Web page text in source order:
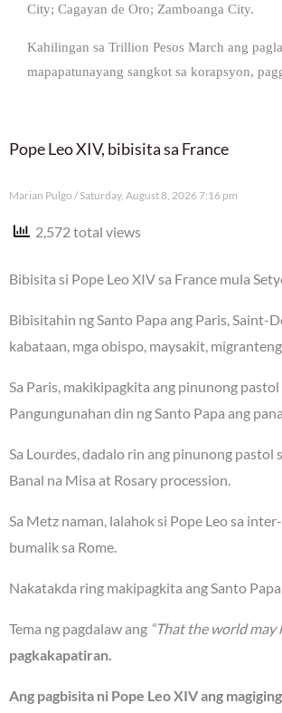
City; Cagayan de Oro; Zamboanga City.
Kahilingan sa Trillion Pesos March ang
mapapatunayang sangkot sa korapsyon,
Pope Leo XIV, bibisita sa France
Marian Pulgo Saturday, August 8, 2026 7:16 pm
2,572 total views
Bibisita si Pope Leo XIV sa France mula
Bibisitahin ng Santo Papa ang Paris, Saint-
kabataan, mga obispo, maysakit,
Sa Paris, makikipagkita ang pinunong
Pangungunahan din ng Santo Papa ang
Sa Lourdes, dadalo rin ang pinunong pastol
Banal na Misa at Rosary procession.
Sa Metz naman, lalahok si Pope Leo sa
bumalik sa Rome.
Nakatakda ring makipagkita ang Santo
Tema ng pagdalaw ang “That the world may
pagkakapatiran.
Ang pagbisita ni Pope Leo XIV ang